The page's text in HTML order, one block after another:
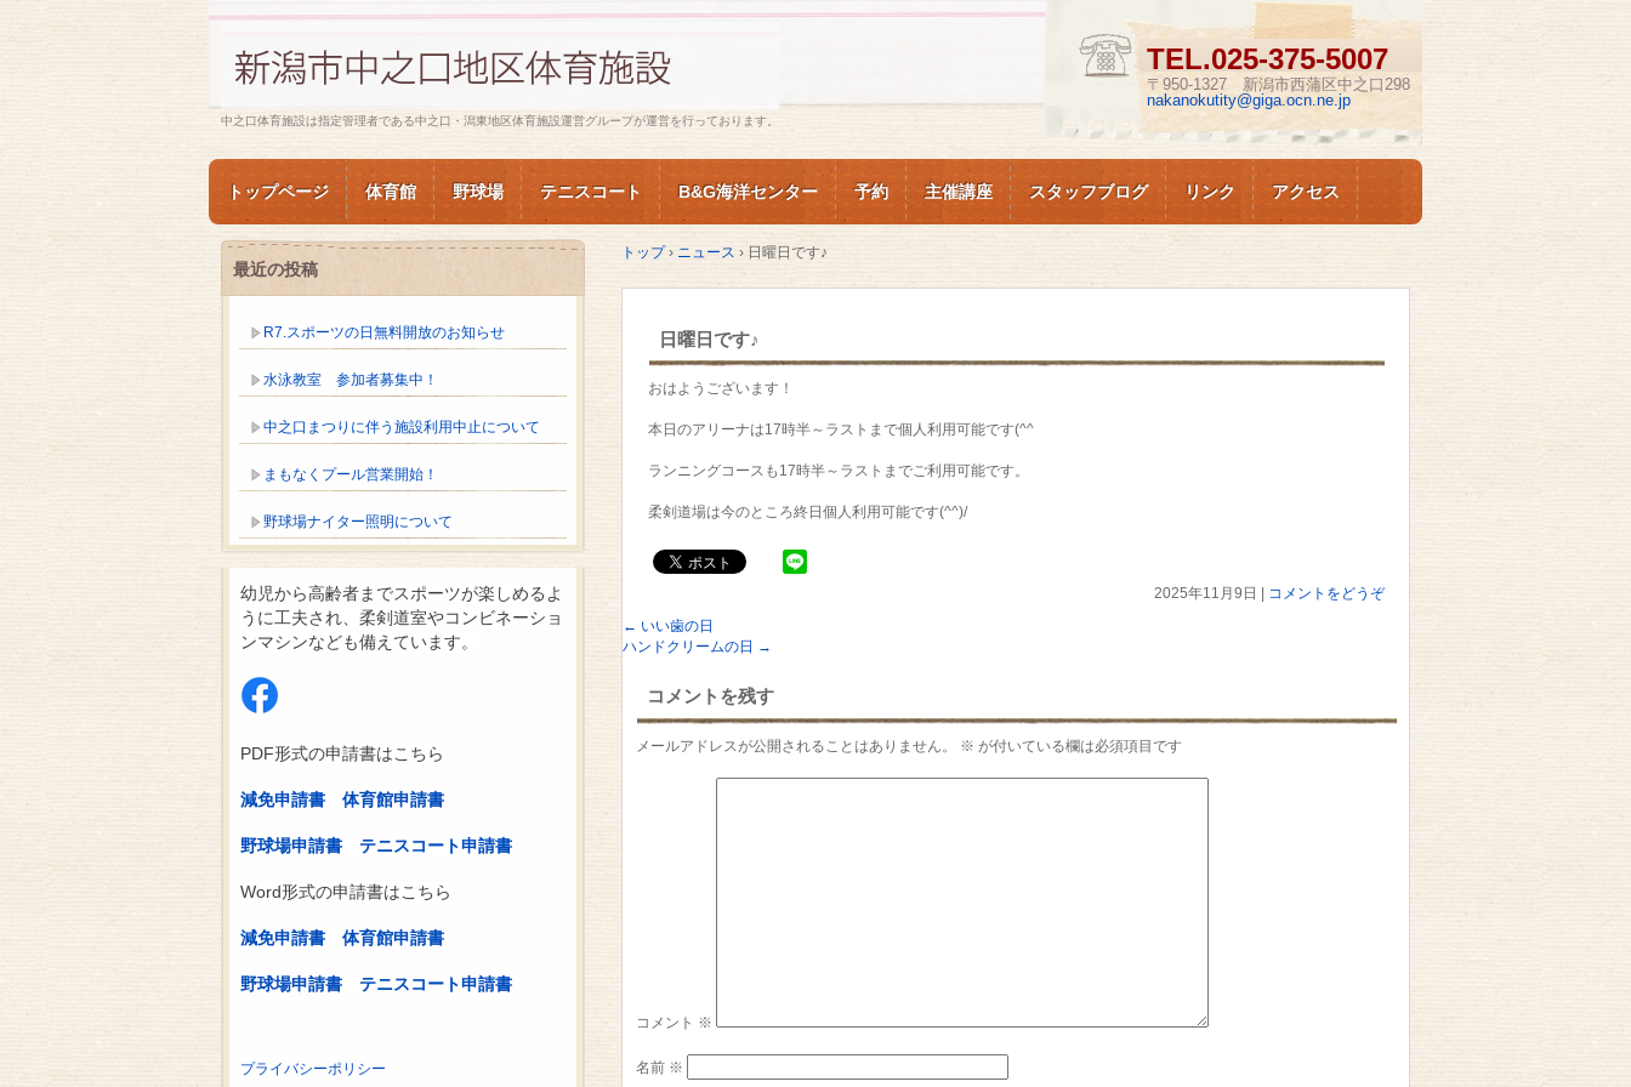
中之口体育施設は指定管理者である中之口・潟東地区体育施設運営グループが運営を行っております。
TEL.025-375-5007
〒950-1327 新潟市西蒲区中之口298
nakanokutity@giga.ocn.ne.jp
トップページ 体育館 野球場 テニスコート B&G海洋センター 予約 主催講座 スタッフブログ リンク アクセス
トップ › ニュース › 日曜日です♪
日曜日です♪
おはようございます！
本日のアリーナは17時半～ラストまで個人利用可能です(^^
ランニングコースも17時半～ラストまでご利用可能です。
柔剣道場は今のところ終日個人利用可能です(^^)/
2025年11月9日
コメントをどうぞ
← いい歯の日
ハンドクリームの日 →
コメントを残す
メールアドレスが公開されることはありません。 ※ が付いている欄は必須項目です
コメント ※
名前 ※
最近の投稿
R7.スポーツの日無料開放のお知らせ
水泳教室 参加者募集中！
中之口まつりに伴う施設利用中止について
まもなくプール営業開始！
野球場ナイター照明について
幼児から高齢者までスポーツが楽しめるよ
うに工夫され、柔剣道室やコンビネーショ
ンマシンなども備えています。
PDF形式の申請書はこちら
減免申請書 体育館申請書
野球場申請書 テニスコート申請書
Word形式の申請書はこちら
減免申請書 体育館申請書
野球場申請書 テニスコート申請書
プライバシーポリシー